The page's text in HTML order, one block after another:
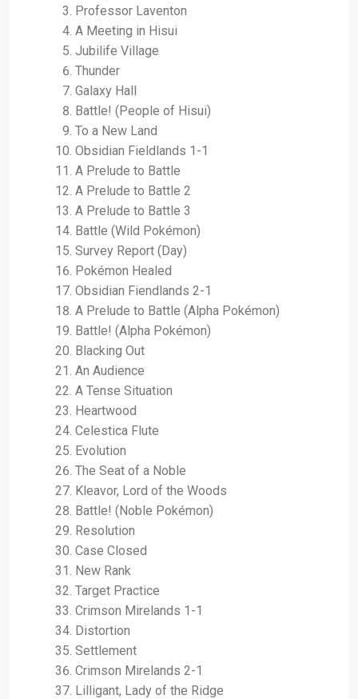
Professor Laventon
A Meeting in Hisui
Jubilife Village
Thunder
Galaxy Hall
Battle! (People of Hisui)
To a New Land
Obsidian Fieldlands 1-1
A Prelude to Battle
A Prelude to Battle 2
A Prelude to Battle 3
Battle (Wild Pokémon)
Survey Report (Day)
Pokémon Healed
Obsidian Fiendlands 2-1
A Prelude to Battle (Alpha Pokémon)
Battle! (Alpha Pokémon)
Blacking Out
An Audience
A Tense Situation
Heartwood
Celestica Flute
Evolution
The Seat of a Noble
Kleavor, Lord of the Woods
Battle! (Noble Pokémon)
Resolution
Case Closed
New Rank
Target Practice
Crimson Mirelands 1-1
Distortion
Settlement
Crimson Mirelands 2-1
Lilligant, Lady of the Ridge